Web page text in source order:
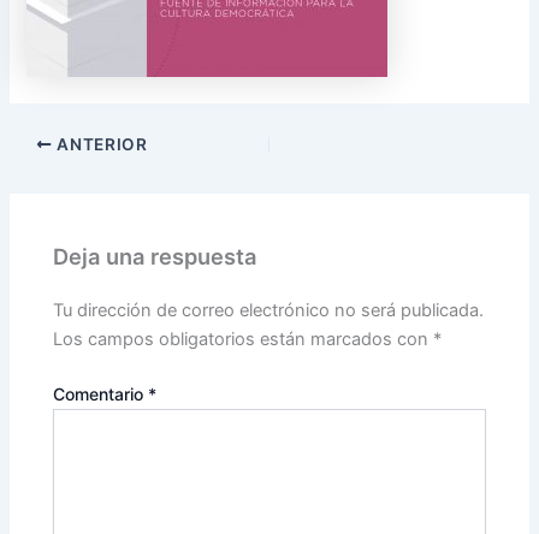
ANTERIOR
Deja una respuesta
Tu dirección de correo electrónico no será publicada.
Los campos obligatorios están marcados con *
Comentario *